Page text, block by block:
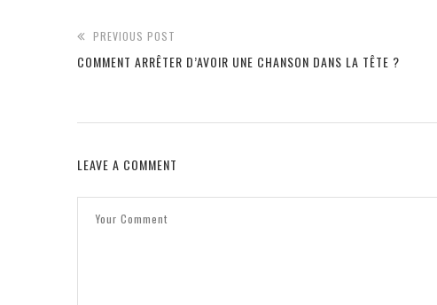
PREVIOUS POST
COMMENT ARRÊTER D’AVOIR UNE CHANSON DANS LA TÊTE ?
LEAVE A COMMENT